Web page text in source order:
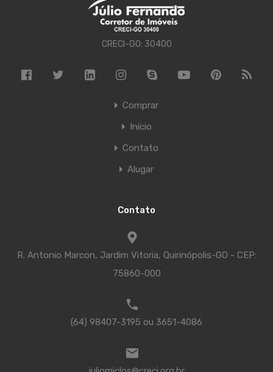
CRECI-GO: 30400
Comprar
Início
Contato
Alugar
Contato
R. Antonio Marcon, Jardim Vitoria, Quirinópolis-GO - CEP:
75860-000
(64) 98407-3195 ou 3651-4086